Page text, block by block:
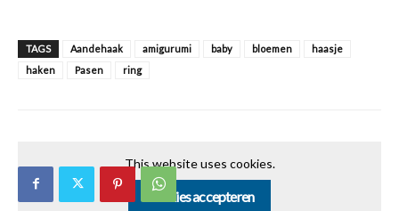
TAGS Aandehaak amigurumi baby bloemen
haasje
haken
Pasen ring
This website uses cookies.
Cookies accepteren